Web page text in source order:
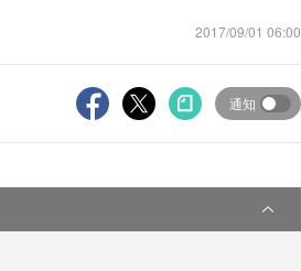
2017/09/01 06:00
通知